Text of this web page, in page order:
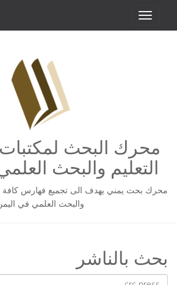
محرك البحث
التعليم والبحث
محرك بحث يمني يهدف الى تجميع فهارس كافة
والبحث العلمي في
بحث بالناشر